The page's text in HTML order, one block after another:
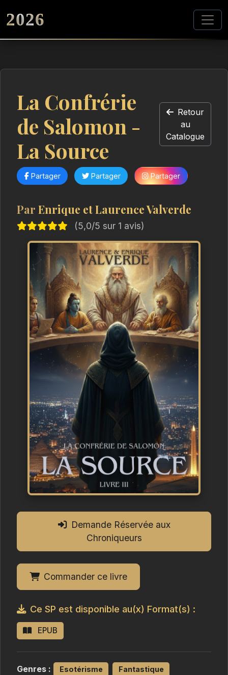
2026
La Confrérie
de Salomon -
La Source
Retour
au
Catalogue
Partager Partager Partager
Par Enrique et Laurence Valverde
(5,0/5 sur 1 avis)
Demande Réservée aux
Chroniqueurs
Commander ce livre
Ce SP est disponible au(x) Format(s) :
EPUB
Genres : Esotérisme Fantastique